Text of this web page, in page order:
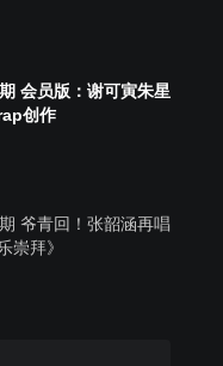
会员版：谢可寅朱星
创作
爷青回！张韶涵再唱
崇拜》